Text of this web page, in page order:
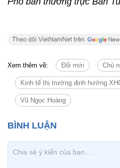
Xem thêm về: Đổi mới Chủ
Kinh tế thị trường định hướng
Vũ Ngọc Hoàng